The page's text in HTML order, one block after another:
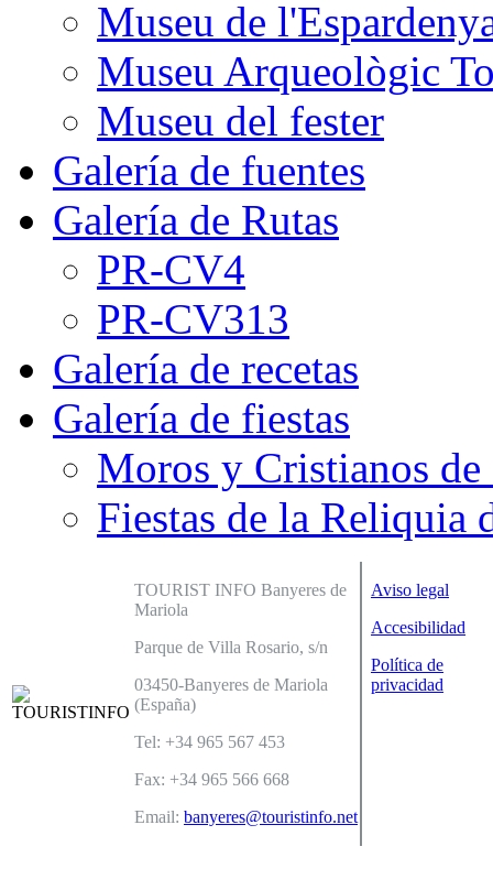
Museu de
Museu Arqueològic
Museu del fester
Galería de fuentes
Galería de Rutas
PR-CV4
PR-CV313
Galería de recetas
Galería de fiestas
Moros y Cristianos de
Fiestas de la Reliquia
TOURIST INFO Banyeres de
Mariola
Parque de Villa Rosario, s/n
03450-Banyeres de Mariola
(España)
Tel: +34 965 567 453
Fax: +34 965 566 668
Email: banyeres@touristinfo.net
Aviso legal
Accesibilidad
Política de
privacidad